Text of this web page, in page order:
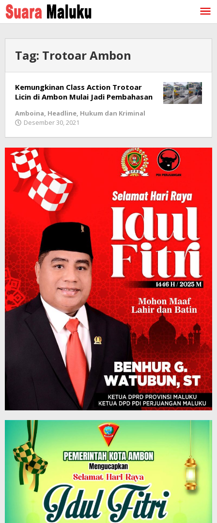
Lewati
ke
konten
Tag: Trotoar Ambon
Kemungkinan Class Action Trotoar
Licin di Ambon Mulai Jadi Pembahasan
Amboina, Headline, Hukum dan Kriminal
Desember 30, 2021